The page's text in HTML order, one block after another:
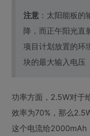
注意 ：太阳能板
降，而正午阳光直
项目计划放置的环
块的最大输入电压
功率方面，2.5W对于
效率为70%，那么
这个电流给2000mAh